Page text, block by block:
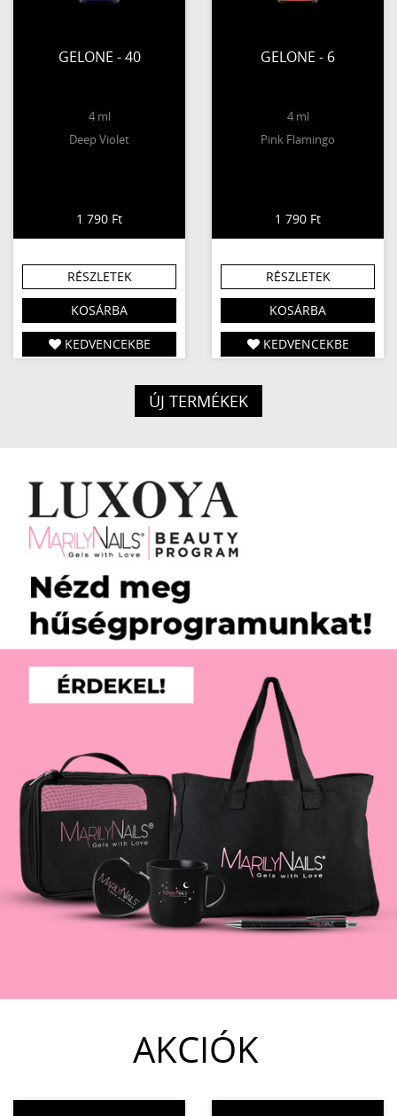
GELONE - 40
4 ml
Deep Violet
1 790 Ft
RÉSZLETEK
KOSÁRBA
KEDVENCEKBE
GELONE - 6
4 ml
Pink Flamingo
1 790 Ft
RÉSZLETEK
KOSÁRBA
KEDVENCEKBE
ÚJ TERMÉKEK
AKCIÓK